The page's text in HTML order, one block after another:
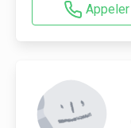
Appeler